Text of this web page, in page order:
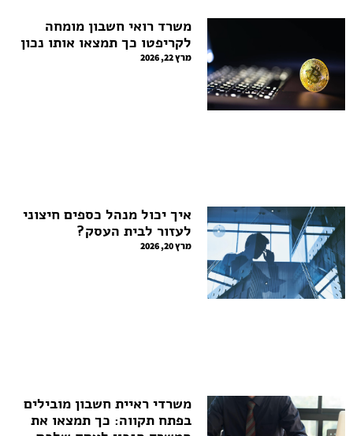
משרד רואי חשבון מומחה
לקריפטו כך תמצאו אותו נכון
מרץ 22, 2026
איך יכול מנהל כספים חיצוני
לעזור לבית העסק?
מרץ 20, 2026
משרדי ראיית חשבון מובילים
בפתח תקווה: כך תמצאו את